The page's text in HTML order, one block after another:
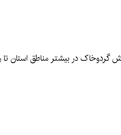
گردوخاک در بیشتر مناطق استان